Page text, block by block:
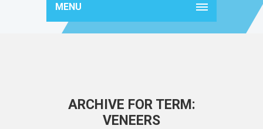
MENU
ARCHIVE FOR TERM:
VENEERS